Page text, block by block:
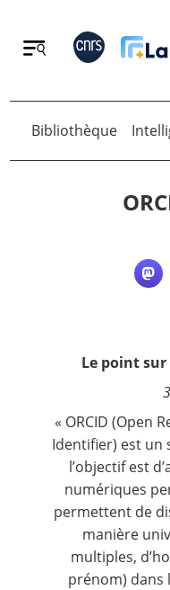
Retour
Qui sommes nous ?
Contact
Nous suivre
Retour
Bibliothèque
Le point sur
« ORCID (Open
Identifier) est un
l’objectif est
numériques
permettent de
manière
multiples,
prénom) dans